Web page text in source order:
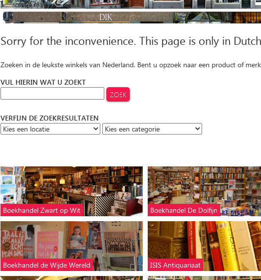
Sorry for the inconvenience. This page is only in Dutch
Zoeken in de leukste winkels van Nederland. Bent u opzoek naar een product of
VUL HIERIN WAT U ZOEKT
VERFIJN DE ZOEKRESULTATEN
Boekhandel Zwart op Wit Boekhandel De Dolfijn
Boekhandel de Wijde Wereld ISIS Antiquariaat